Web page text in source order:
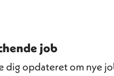
job
dig opdateret om nye